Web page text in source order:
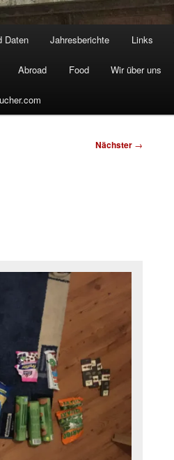
Daten Jahresberichte Links
Abroad Food Wir über uns
Nächster →